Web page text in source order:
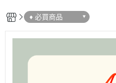
♦︎ 必買商品